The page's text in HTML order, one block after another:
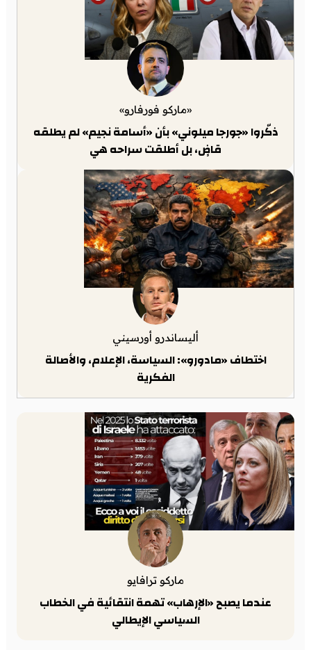
«ماركو فورفارو»
ذكّروا «جورجا ميلوني» بأن «أسامة نجيم» لم يطلقه
قاضٍ، بل أطلقت سراحه هي
أليساندرو أورسيني
اختطاف «مادورو»: السياسة، الإعلام، والأصالة
الفكرية
ماركو ترافايو
عندما يصبح «الإرهاب» تهمة انتقائية في الخطاب
السياسي الإيطالي